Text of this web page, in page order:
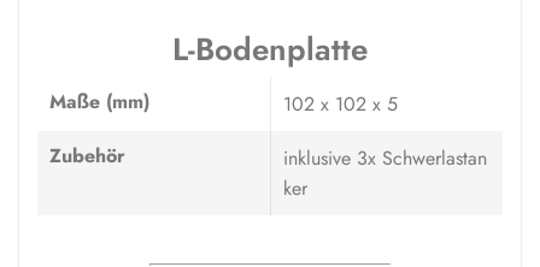
L-Bodenplatte
Maße (mm)
102 x 102 x 5
Zubehör
inklusive 3x Schwerlastan
ker